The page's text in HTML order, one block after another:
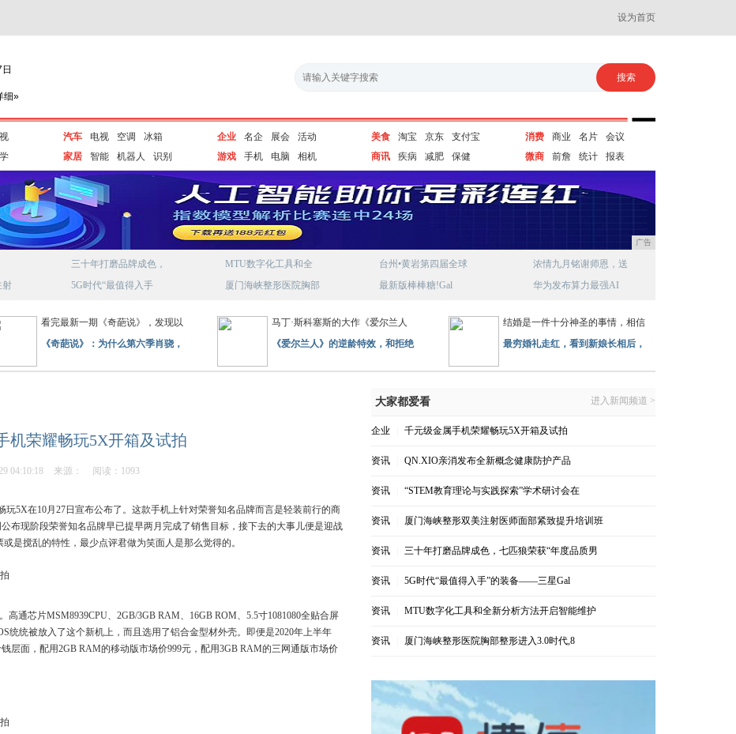
设为首页
汽车 电视 空调
冰箱
家居
智能 机器人 识别
企业 名企 展会
活动
游戏
手机 电脑 相机
美食 淘宝 京东
支付宝
商讯
疾病 减肥 保健
消费 商业 名片
会议
微商
前詹 统计 报表
广告
射
三十年打磨品牌成色，
5G时代“最值得入手
MTU数字化工具和全
厦门海峡整形医院胸部
台州•黄岩第四届全球
最新版棒棒糖!Gal
浓情九月铭谢师恩，送
华为发布算力最强AI
看完最新一期《奇葩说》，发现以
《奇葩说》：为什么第六季肖骁，
马丁·斯科塞斯的大作《爱尔兰人
《爱尔兰人》的逆龄特效，和拒绝
结婚是一件十分神圣的事情，相信
最穷婚礼走红，看到新娘长相后，
机荣耀畅玩5X开箱及试拍
04:10:18 来源： 阅读：1093
玩5X在10月27日宣布公布了。这款手机上针对荣誉知名品牌而言是轻装前行的商
布现阶段荣誉知名品牌早已提早两月完成了销售目标，接下去的大事儿便是迎战
是搅乱的特性，最少点评君做为笑面人是那么觉得的。
通芯片MSM8939CPU、2GB/3GB RAM、16GB ROM、5.5寸1081080全贴合屏
统统被放入了这个新机上，而且选用了铝合金型材外壳。即便是2020年上半年
层面，配用2GB RAM的移动版市场价999元，配用3GB RAM的三网通版市场价
大家都爱看 进入新闻频道 >
企业 千元级金属手机荣耀畅玩5X开箱及试拍
资讯 QN.XIO亲消发布全新概念健康防护产品
资讯 “STEM教育理论与实践探索”学术研讨会在
资讯 厦门海峡整形双美注射医师面部紧致提升培训班
资讯 三十年打磨品牌成色，七匹狼荣获“年度品质男
资讯 5G时代“最值得入手”的装备——三星Gal
资讯 MTU数字化工具和全新分析方法开启智能维护
资讯 厦门海峡整形医院胸部整形进入3.0时代,8